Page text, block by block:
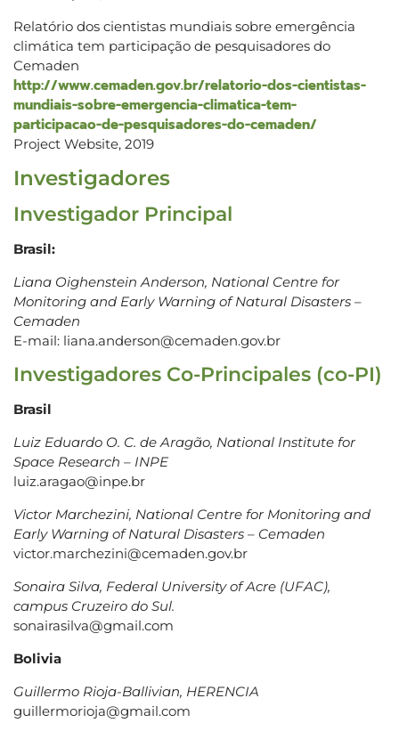
Relatório dos cientistas mundiais sobre emergência
climática tem participação de pesquisadores do
Cemaden
http://www.cemaden.gov.br/relatorio-dos-cientistas-
mundiais-sobre-emergencia-climatica-tem-
participacao-de-pesquisadores-do-cemaden/
Project Website, 2019
Investigadores
Investigador Principal
Brasil:
Liana Oighenstein Anderson, National Centre for
Monitoring and Early Warning of Natural Disasters –
Cemaden
E-mail: liana.anderson@cemaden.gov.br
Investigadores Co-Principales (co-PI)
Brasil
Luiz Eduardo O. C. de Aragão, National Institute for
Space Research – INPE
luiz.aragao@inpe.br
Victor Marchezini, National Centre for Monitoring and
Early Warning of Natural Disasters – Cemaden
victor.marchezini@cemaden.gov.br
Sonaira Silva, Federal University of Acre (UFAC),
campus Cruzeiro do Sul.
sonairasilva@gmail.com
Bolivia
Guillermo Rioja-Ballivian, HERENCIA
guillermorioja@gmail.com